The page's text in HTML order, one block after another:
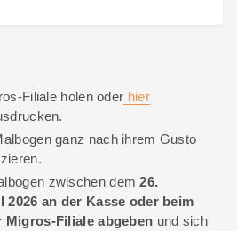
Filiale holen oder hier
ganz nach ihrem Gusto
zwischen dem 26.
2026 an der Kasse oder beim
Migros-Filiale abgeben und sich